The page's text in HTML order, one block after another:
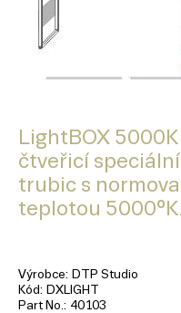
LightBOX 5000K
čtveřicí
trubic s
teplotou 5000°K.
Výrobce
DTP Studio
Kód
DXLIGHT
Part No. 40103